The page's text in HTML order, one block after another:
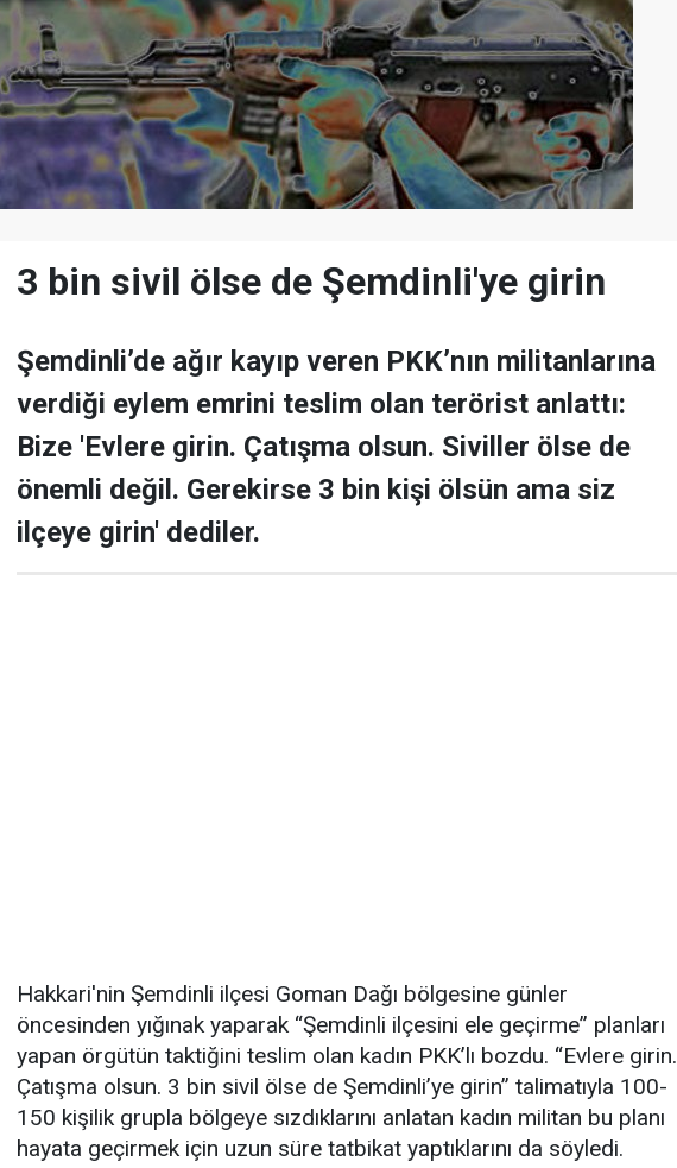
3 bin sivil ölse de Şemdinli'ye girin
Şemdinli’de ağır kayıp veren PKK’nın militanlarına
verdiği eylem emrini teslim olan terörist anlattı:
Bize 'Evlere girin. Çatışma olsun. Siviller ölse de
önemli değil. Gerekirse 3 bin kişi ölsün ama siz
ilçeye girin' dediler.
Hakkari'nin Şemdinli ilçesi Goman Dağı bölgesine günler
öncesinden yığınak yaparak “Şemdinli ilçesini ele geçirme” planları
yapan örgütün taktiğini teslim olan kadın PKK’lı bozdu. “Evlere girin.
Çatışma olsun. 3 bin sivil ölse de Şemdinli’ye girin” talimatıyla 100-
150 kişilik grupla bölgeye sızdıklarını anlatan kadın militan bu planı
hayata geçirmek için uzun süre tatbikat yaptıklarını da söyledi.